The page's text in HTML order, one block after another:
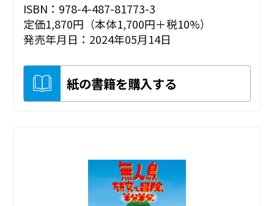
ISBN：978-4-487-81773-3
定価1,870円（本体1,700円＋税10%）
発売年月日：2024年05月14日
紙の書籍を購入する